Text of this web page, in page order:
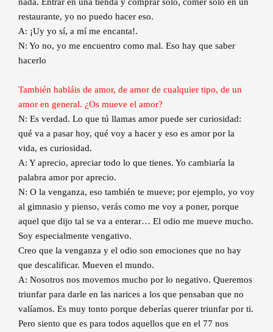
restaurante, yo no puedo hacer eso.
A: ¡Uy yo sí, a mí me encanta!.
N: Yo no, yo me encuentro como mal. Eso hay que saber
hacerlo
También habláis de amor, de amor de cualquier tipo, de un
amor en general. ¿Os mueve el amor?
N: Es verdad. Lo que tú llamas amor puede ser curiosidad:
qué va a pasar hoy, qué voy a hacer y eso es amor por la
vida, es curiosidad.
A: Y aprecio, apreciar todo lo que tienes. Yo cambiaría la
palabra amor por aprecio.
N: O la venganza, eso también te mueve; por ejemplo, yo voy
al gimnasio y pienso, verás como me voy a poner, porque
aquel que dijo tal se va a enterar… El odio me mueve mucho.
Soy especialmente vengativo.
Creo que la venganza y el odio son emociones que no hay
que descalificar. Mueven el mundo.
A: Nosotros nos movemos mucho por lo negativo. Queremos
triunfar para darle en las narices a los que pensaban que no
valíamos. Es muy tonto porque deberías querer triunfar por ti.
Pero siento que es para todos aquellos que en el 77 nos